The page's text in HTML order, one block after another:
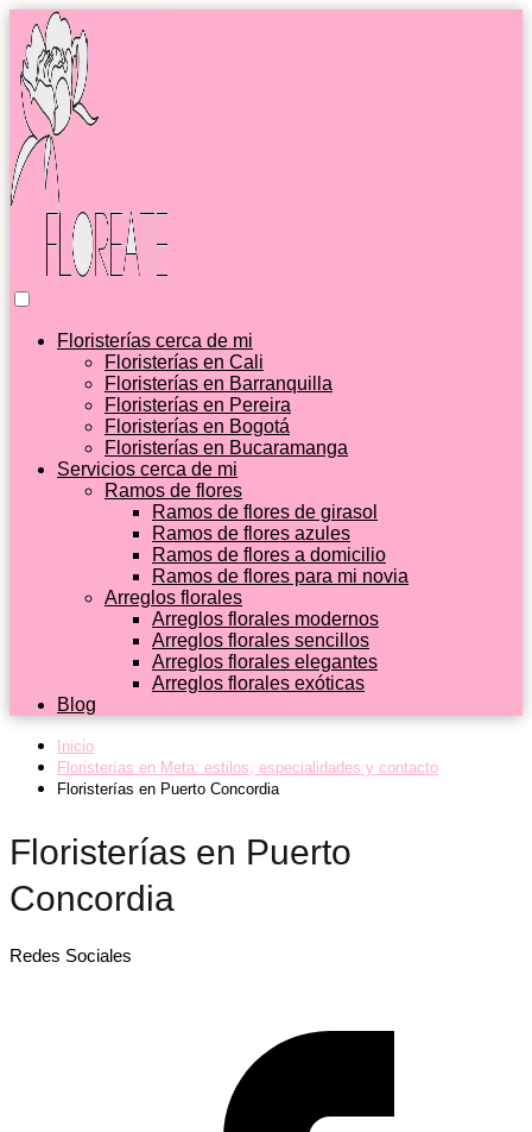
Floristerías cerca de mi
Floristerías en Cali
Floristerías en Barranquilla
Floristerías en Pereira
Floristerías en Bogotá
Floristerías en Bucaramanga
Servicios cerca de mi
Ramos de flores
Ramos de flores de girasol
Ramos de flores azules
Ramos de flores a domicilio
Ramos de flores para mi novia
Arreglos florales
Arreglos florales modernos
Arreglos florales sencillos
Arreglos florales elegantes
Arreglos florales exóticas
Blog
Inicio
Floristerías en Meta: estilos, especialidades y contacto
Floristerías en Puerto Concordia
Floristerías en Puerto
Concordia
Redes Sociales